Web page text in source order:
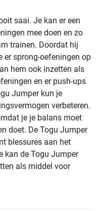
saai. Je kan er een
mee doen en zo
trainen. Doordat hij
er sprong-oefeningen op
hem ook inzetten als
en er push-ups
Jumper kun je
verbeteren.
je je balans moet
doet. De Togu Jumper
blessures aan het
kan de Togu Jumper
als middel voor